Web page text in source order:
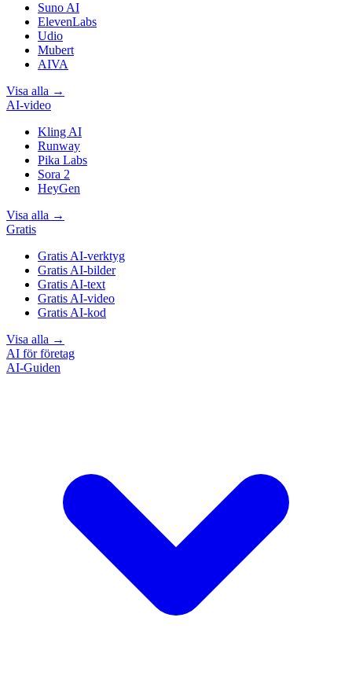
Suno AI
ElevenLabs
Udio
Mubert
AIVA
Visa alla →
AI-video
Kling AI
Runway
Pika Labs
Sora 2
HeyGen
Visa alla →
Gratis
Gratis AI-verktyg
Gratis AI-bilder
Gratis AI-text
Gratis AI-video
Gratis AI-kod
Visa alla →
AI för företag
AI-Guiden